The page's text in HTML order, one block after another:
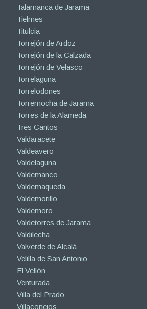
Talamanca de Jarama
Tielmes
Titulcia
Torrejón de Ardoz
Torrejón de la Calzada
Torrejón de Velasco
Torrelaguna
Torrelodones
Torremocha de Jarama
Torres de la Alameda
Tres Cantos
Valdaracete
Valdeavero
Valdelaguna
Valdemanco
Valdemaqueda
Valdemorillo
Valdemoro
Valdetorres de Jarama
Valdilecha
Valverde de Alcalá
Velilla de San Antonio
El Vellón
Venturada
Villa del Prado
Villaconejos